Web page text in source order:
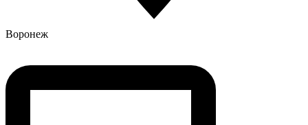
Воронеж